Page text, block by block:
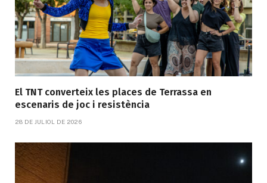
El TNT converteix les places de Terrassa en
escenaris de joc i resistència
28 DE JULIOL DE 2026